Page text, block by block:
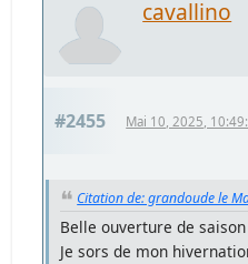
cavallino
#2455 Mai 10, 2025,
Citation de: grandoude le
Belle ouverture de
Je sors de mon